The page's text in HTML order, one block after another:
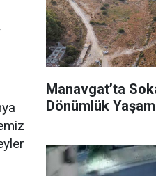
Manavgat’ta
Dönümlük Yaşam